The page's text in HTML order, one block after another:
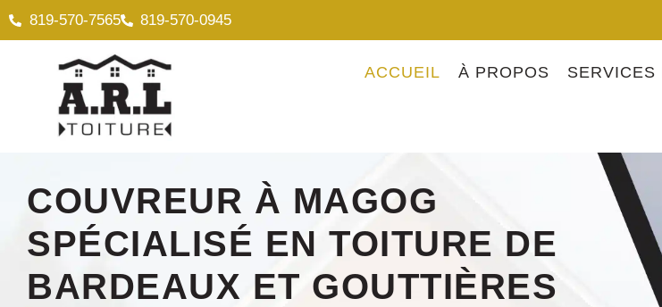
819-570-7565 819-570-0945
ACCUEIL À PROPOS SERVICES
COUVREUR À MAGOG
SPÉCIALISÉ EN TOITURE DE
BARDEAUX ET GOUTTIÈRES